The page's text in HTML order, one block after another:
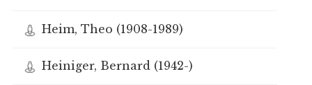
Heim, Theo (1908-1989)
Heiniger, Bernard (1942-)